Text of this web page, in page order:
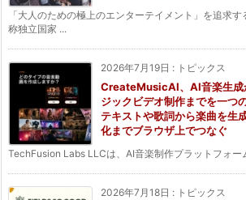
「大人のための極上のエンターテイメント」を追求
称独立国家 ...
2026年7月19日 : トピックス
CreateMusicAI、AI音楽生成
ジックビデオ制作までを一つ
テキストや歌詞から楽曲を生
化までブラウザ上でつなぐ
TechFusion Labs LLCは、AI音楽制作プラットフォー
2026年7月18日 : トピックス